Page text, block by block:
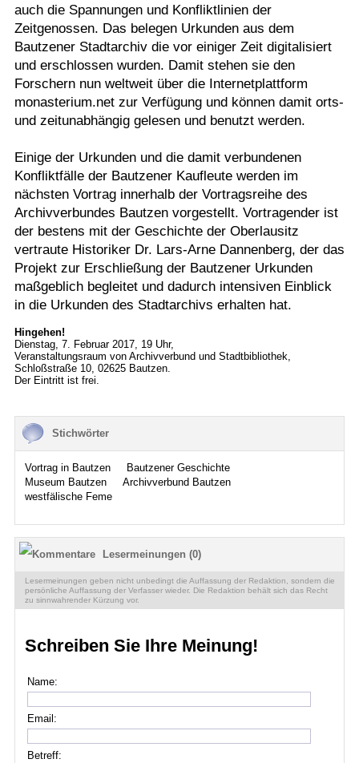
auch die Spannungen und Konfliktlinien der
Zeitgenossen. Das belegen Urkunden aus dem
Bautzener Stadtarchiv die vor einiger Zeit digitalisiert
und erschlossen wurden. Damit stehen sie den
Forschern nun weltweit über die Internetplattform
monasterium.net zur Verfügung und können damit orts-
und zeitunabhängig gelesen und benutzt werden.
Einige der Urkunden und die damit verbundenen
Konfliktfälle der Bautzener Kaufleute werden im
nächsten Vortrag innerhalb der Vortragsreihe des
Archivverbundes Bautzen vorgestellt. Vortragender ist
der bestens mit der Geschichte der Oberlausitz
vertraute Historiker Dr. Lars-Arne Dannenberg, der das
Projekt zur Erschließung der Bautzener Urkunden
maßgeblich begleitet und dadurch intensiven Einblick
in die Urkunden des Stadtarchivs erhalten hat.
Hingehen!
Dienstag, 7. Februar 2017, 19 Uhr,
Veranstaltungsraum von Archivverbund und Stadtbibliothek,
Schloßstraße 10, 02625 Bautzen.
Der Eintritt ist frei.
Stichwörter
Vortrag in Bautzen
Bautzener Geschichte
Museum Bautzen
Archivverbund Bautzen
westfälische Feme
Lesermeinungen (0)
Lesermeinungen geben nicht unbedingt die Auffassung der Redaktion, sondern die
persönliche Auffassung der Verfasser wieder. Die Redaktion behält sich das Recht
zu sinnwahrender Kürzung vor.
Schreiben Sie Ihre Meinung!
Name:
Email:
Betreff: